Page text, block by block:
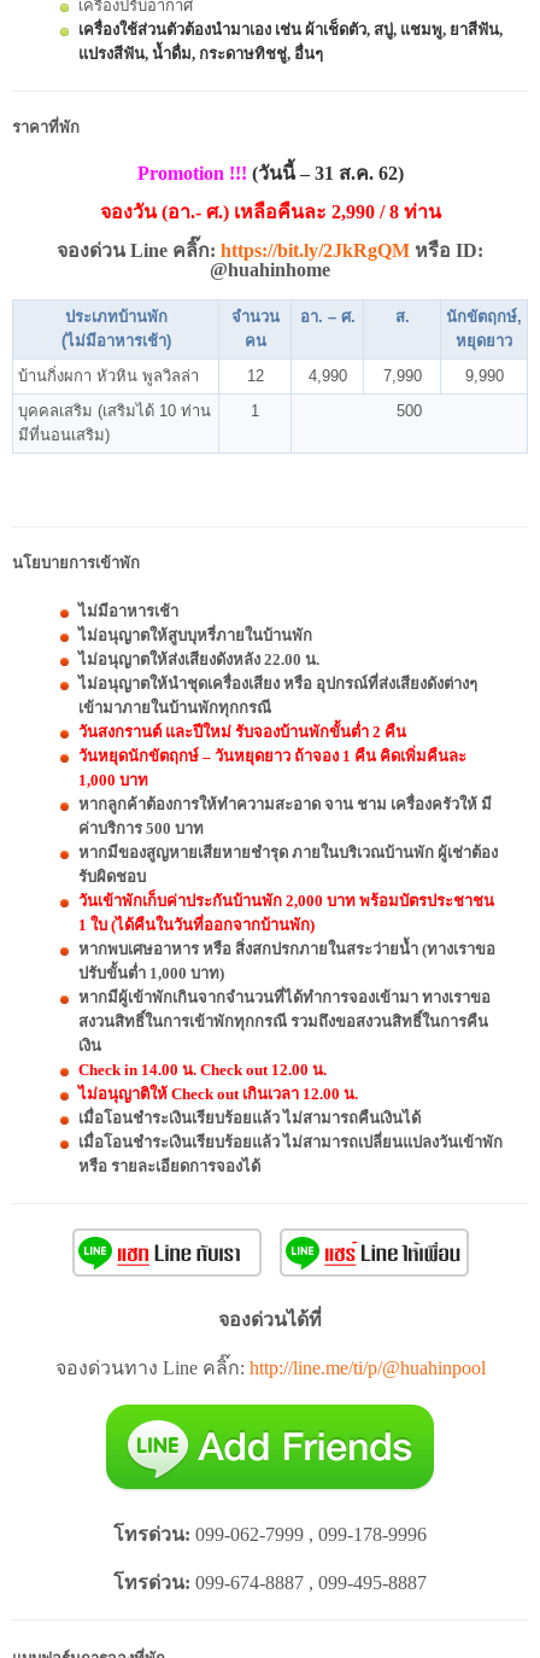
เครื่องปรับอากาศ
เครื่องใช้ส่วนตัวต้องนำมาเอง เช่น ผ้าเช็ดตัว, สบู่, แชมพู, ยาสีฟัน,
แปรงสีฟัน, น้ำดื่ม, กระดาษทิชชู่, อื่นๆ
ราคาที่พัก
Promotion !!! (วันนี้ – 31 ส.ค. 62)
จองวัน (อา.- ศ.) เหลือคืนละ 2,990 / 8 ท่าน
จองด่วน Line คลิ๊ก: https://bit.ly/2JkRgQM หรือ ID:
@huahinhome
ประเภทบ้านพัก
(ไม่มีอาหารเช้า)
จำนวน
คน
อา. – ศ. ส.
นักขัตฤกษ์,
หยุดยาว
บ้านกิ่งผกา หัวหิน พูลวิลล่า
12 4,990 7,990
9,990
บุคคลเสริม (เสริมได้ 10 ท่าน
มีที่นอนเสริม)
1 500
นโยบายการเข้าพัก
ไม่มีอาหารเช้า
ไม่อนุญาตให้สูบบุหรี่ภายในบ้านพัก
ไม่อนุญาตให้ส่งเสียงดังหลัง 22.00 น.
ไม่อนุญาตให้นำชุดเครื่องเสียง หรือ อุปกรณ์ที่ส่งเสียงดังต่างๆ
เข้ามาภายในบ้านพักทุกกรณี
วันสงกรานต์ และปีใหม่ รับจองบ้านพักขั้นต่ำ 2 คืน
วันหยุดนักขัตฤกษ์ – วันหยุดยาว ถ้าจอง 1 คืน คิดเพิ่มคืนละ
1,000 บาท
หากลูกค้าต้องการให้ทำความสะอาด จาน ชาม เครื่องครัวให้ มี
ค่าบริการ 500 บาท
หากมีของสูญหายเสียหายชำรุด ภายในบริเวณบ้านพัก ผู้เช่าต้อง
รับผิดชอบ
วันเข้าพักเก็บค่าประกันบ้านพัก 2,000 บาท พร้อมบัตรประชาชน
1 ใบ (ได้คืนในวันที่ออกจากบ้านพัก)
หากพบเศษอาหาร หรือ สิ่งสกปรกภายในสระว่ายน้ำ (ทางเราขอ
ปรับขั้นต่ำ 1,000 บาท)
หากมีผู้เข้าพักเกินจากจำนวนที่ได้ทำการจองเข้ามา ทางเราขอ
สงวนสิทธิ์ในการเข้าพักทุกกรณี รวมถึงขอสงวนสิทธิ์ในการคืน
เงิน
Check in 14.00 น. Check out 12.00 น.
ไม่อนุญาติให้ Check out เกินเวลา 12.00 น.
เมื่อโอนชำระเงินเรียบร้อยแล้ว ไม่สามารถคืนเงินได้
เมื่อโอนชำระเงินเรียบร้อยแล้ว ไม่สามารถเปลี่ยนแปลงวันเข้าพัก
หรือ รายละเอียดการจองได้
จองด่วนได้ที่
จองด่วนทาง Line คลิ๊ก: http://line.me/ti/p/@huahinpool
โทรด่วน: 099-062-7999 , 099-178-9996
โทรด่วน: 099-674-8887 , 099-495-8887